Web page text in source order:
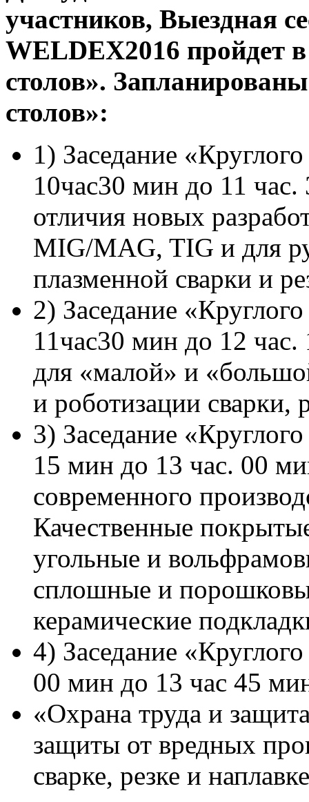
участников, Выездная
WELDEX2016 пройдет
столов».
столов»:
1) Заседание
10час30 мин до 11
отличия новых
MIG/MAG, TIG и для
плазменной сварки и
2) Заседание
11час30 мин до 12
для «малой» и
и роботизации сварки,
3) Заседание
15 мин до 13 час. 00
современного
Качественные
угольные и
сплошные и
керамические
4) Заседание
00 мин до 13 час 45
«Охрана труда и
защиты от вредных
сварке, резке и